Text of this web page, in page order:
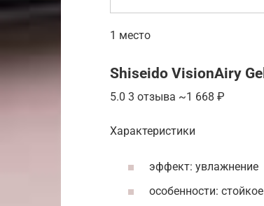
1 место
Shiseido VisionAiry Gel
5.0 3 отзыва ~1 668 ₽
Характеристики
эффект: увлажнение
особенности: стойкое